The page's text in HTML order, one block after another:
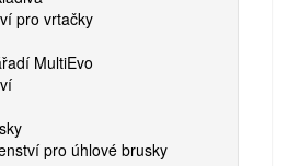
pro vrtačky
MultiEvo
pro úhlové brusky